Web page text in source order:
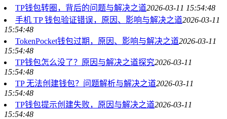
TP钱包转圈，背后的问题与解决之道2026-03-11 15:54:48
手机 TP 钱包验证错误，原因、影响与解决之道2026-03-11
15:54:48
TokenPocket钱包过期，原因、影响与解决之道2026-03-11
15:54:48
TP钱包怎么没了？原因与解决之道探究2026-03-11
15:54:48
TP 无法创建钱包？问题解析与解决之道2026-03-11
15:54:48
TP钱包提示创建失败，原因与解决之道2026-03-11
15:54:48